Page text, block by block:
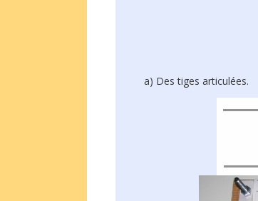
a) Des tiges articulées.